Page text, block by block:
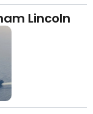
Lincoln